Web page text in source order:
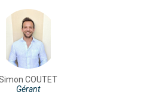
COUTET
Gérant